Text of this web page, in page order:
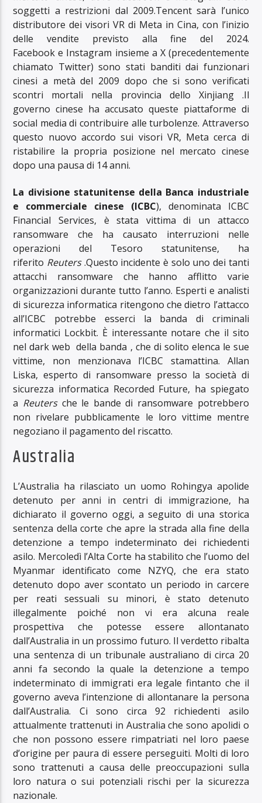
soggetti a restrizioni dal 2009.Tencent sarà l’unico
distributore dei visori VR di Meta in Cina, con l’inizio
delle vendite previsto alla fine del 2024.
Facebook e Instagram insieme a X (precedentemente
chiamato Twitter) sono stati banditi dai funzionari
cinesi a metà del 2009 dopo che si sono verificati
scontri mortali nella provincia dello Xinjiang .Il
governo cinese ha accusato queste piattaforme di
social media di contribuire alle turbolenze. Attraverso
questo nuovo accordo sui visori VR, Meta cerca di
ristabilire la propria posizione nel mercato cinese
dopo una pausa di 14 anni.
La divisione statunitense della Banca industriale
e commerciale cinese (ICBC), denominata ICBC
Financial Services, è stata vittima di un attacco
ransomware che ha causato interruzioni nelle
operazioni del Tesoro statunitense, ha
riferito Reuters.Questo incidente è solo uno dei tanti
attacchi ransomware che hanno afflitto varie
organizzazioni durante tutto l’anno. Esperti e analisti
di sicurezza informatica ritengono che dietro l’attacco
all’ICBC potrebbe esserci la banda di criminali
informatici Lockbit. È interessante notare che il sito
nel dark web della banda , che di solito elenca le sue
vittime, non menzionava l’ICBC stamattina. Allan
Liska, esperto di ransomware presso la società di
sicurezza informatica Recorded Future, ha spiegato
a Reutersche le bande di ransomware potrebbero
non rivelare pubblicamente le loro vittime mentre
negoziano il pagamento del riscatto.
Australia
L’Australia ha rilasciato un uomo Rohingya apolide
detenuto per anni in centri di immigrazione, ha
dichiarato il governo oggi, a seguito di una storica
sentenza della corte che apre la strada alla fine della
detenzione a tempo indeterminato dei richiedenti
asilo. Mercoledì l’Alta Corte ha stabilito che l’uomo del
Myanmar identificato come NZYQ, che era stato
detenuto dopo aver scontato un periodo in carcere
per reati sessuali su minori, è stato detenuto
illegalmente poiché non vi era alcuna reale
prospettiva che potesse essere allontanato
dall’Australia in un prossimo futuro. Il verdetto ribalta
una sentenza di un tribunale australiano di circa 20
anni fa secondo la quale la detenzione a tempo
indeterminato di immigrati era legale fintanto che il
governo aveva l’intenzione di allontanare la persona
dall’Australia. Ci sono circa 92 richiedenti asilo
attualmente trattenuti in Australia che sono apolidi o
che non possono essere rimpatriati nel loro paese
d’origine per paura di essere perseguiti. Molti di loro
sono trattenuti a causa delle preoccupazioni sulla
loro natura o sui potenziali rischi per la sicurezza
nazionale.